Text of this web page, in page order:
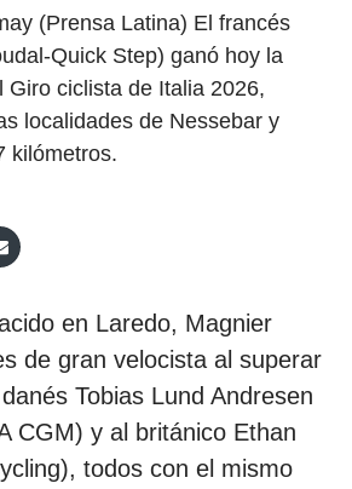
(Prensa Latina) El francés
Quick Step) ganó hoy la
Giro ciclista de Italia 2026,
localidades de Nessebar y
kilómetros.
en Laredo, Magnier
de gran velocista al superar
Tobias Lund Andresen
CGM) y al británico Ethan
todos con el mismo